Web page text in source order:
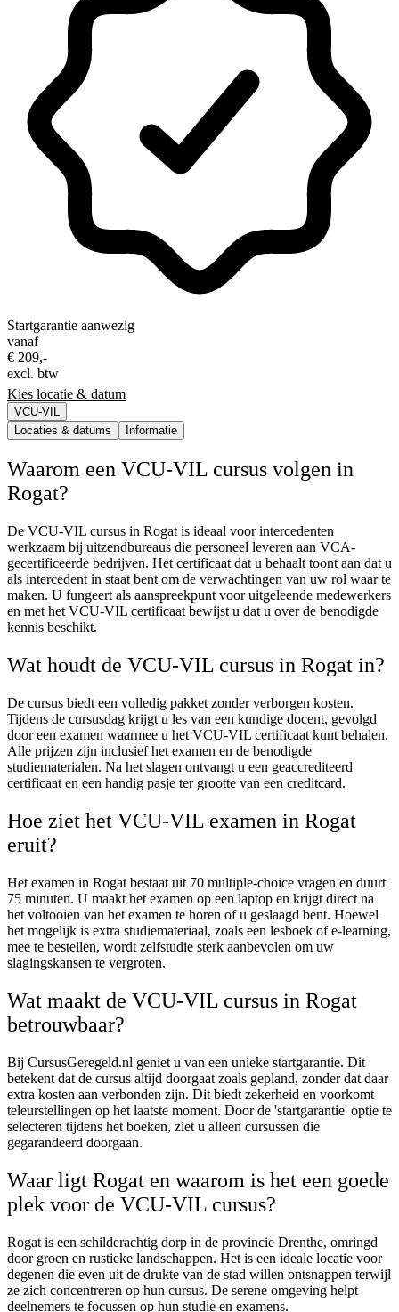
Startgarantie aanwezig
vanaf
€ 209,-
excl. btw
Kies locatie & datum
VCU-VIL
Locaties & datums
Informatie
Waarom een VCU-VIL cursus volgen in
Rogat?
De VCU-VIL cursus in Rogat is ideaal voor intercedenten
werkzaam bij uitzendbureaus die personeel leveren aan VCA-
gecertificeerde bedrijven. Het certificaat dat u behaalt toont aan dat u
als intercedent in staat bent om de verwachtingen van uw rol waar te
maken. U fungeert als aanspreekpunt voor uitgeleende medewerkers
en met het VCU-VIL certificaat bewijst u dat u over de benodigde
kennis beschikt.
Wat houdt de VCU-VIL cursus in Rogat in?
De cursus biedt een volledig pakket zonder verborgen kosten.
Tijdens de cursusdag krijgt u les van een kundige docent, gevolgd
door een examen waarmee u het VCU-VIL certificaat kunt behalen.
Alle prijzen zijn inclusief het examen en de benodigde
studiematerialen. Na het slagen ontvangt u een geaccrediteerd
certificaat en een handig pasje ter grootte van een creditcard.
Hoe ziet het VCU-VIL examen in Rogat
eruit?
Het examen in Rogat bestaat uit 70 multiple-choice vragen en duurt
75 minuten. U maakt het examen op een laptop en krijgt direct na
het voltooien van het examen te horen of u geslaagd bent. Hoewel
het mogelijk is extra studiemateriaal, zoals een lesboek of e-learning,
mee te bestellen, wordt zelfstudie sterk aanbevolen om uw
slagingskansen te vergroten.
Wat maakt de VCU-VIL cursus in Rogat
betrouwbaar?
Bij CursusGeregeld.nl geniet u van een unieke startgarantie. Dit
betekent dat de cursus altijd doorgaat zoals gepland, zonder dat daar
extra kosten aan verbonden zijn. Dit biedt zekerheid en voorkomt
teleurstellingen op het laatste moment. Door de 'startgarantie' optie te
selecteren tijdens het boeken, ziet u alleen cursussen die
gegarandeerd doorgaan.
Waar ligt Rogat en waarom is het een goede
plek voor de VCU-VIL cursus?
Rogat is een schilderachtig dorp in de provincie Drenthe, omringd
door groen en rustieke landschappen. Het is een ideale locatie voor
degenen die even uit de drukte van de stad willen ontsnappen terwijl
ze zich concentreren op hun cursus. De serene omgeving helpt
deelnemers te focussen op hun studie en examens.